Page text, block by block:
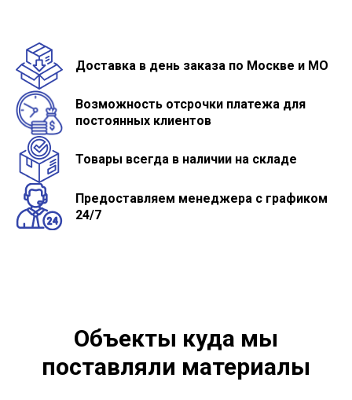
Доставка в день заказа по Москве и МО
Возможность отсрочки платежа для
постоянных клиентов
Товары всегда в наличии на складе
Предоставляем менеджера с графиком
24/7
Объекты куда мы
поставляли материалы